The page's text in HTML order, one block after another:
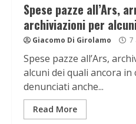
Spese pazze all’Ars,
archiviazioni per
Giacomo Di Girolamo 7
Spese pazze all’Ars,
alcuni dei quali ancora in
denunciati anche...
Read More